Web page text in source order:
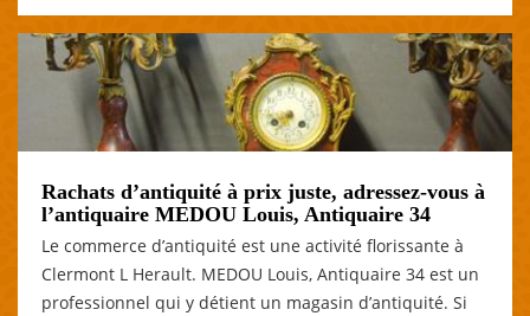
Rachats d’antiquité à prix juste, adressez-vous à
l’antiquaire MEDOU Louis, Antiquaire 34
Le commerce d’antiquité est une activité florissante à
Clermont L Herault. MEDOU Louis, Antiquaire 34 est un
professionnel qui y détient un magasin d’antiquité. Si